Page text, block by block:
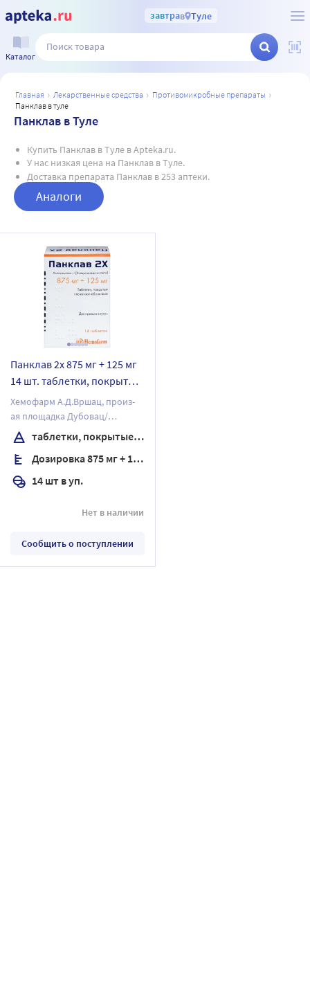
завтрав Туле
Каталог
главная лекарственные средства
противомикробные препараты
панклав в туле
Панклав в Туле
Купить Панклав в Туле в Apteka.ru.
У нас низкая цена на Панклав в Туле.
Доставка препарата Панклав в 253 аптеки.
Аналоги
Панклав 2х 875 мг + 125 мг
14 шт. таблетки, покрытые
пленочной оболочкой
Хемофарм А.Д.Вршац, произ-
ая площадка Дубовац/
Хемофарм А.Д.
таблетки, покрытые пленочной оболочкой
Дозировка 875 мг + 125 мг
14 шт в уп.
Нет в наличии
Сообщить о поступлении